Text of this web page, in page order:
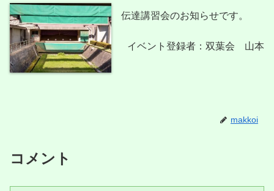
伝達講習会のお知らせです。
イベント登録者：双葉会 山本
makkoi
コメント